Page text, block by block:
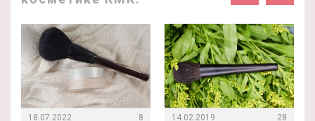
18.07.2022 8 14.02.2019 28